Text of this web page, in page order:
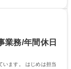
記いずれかの部門
平均16日取得
ジェクト：駐車場
広告「ブライトサ
を積極的に行って
業務/年間休日
います。 はじめは担当